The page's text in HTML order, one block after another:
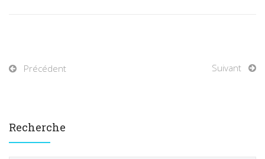
Précédent Suivant
Recherche